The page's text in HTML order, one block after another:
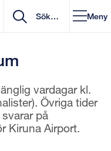
Meny
vardagar kl.
Övriga tider
på
Kiruna Airport.